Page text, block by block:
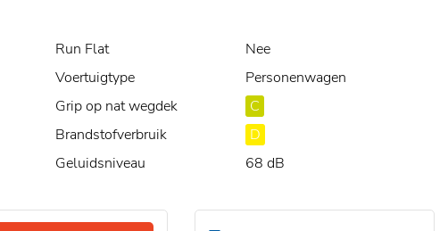
Run Flat
Nee
Voertuigtype
Personenwagen
Grip op nat wegdek
C
Brandstofverbruik
D
Geluidsniveau
68 dB